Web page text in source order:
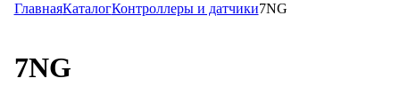
ГлавнаяКаталогКонтроллеры и датчики7NG
7NG